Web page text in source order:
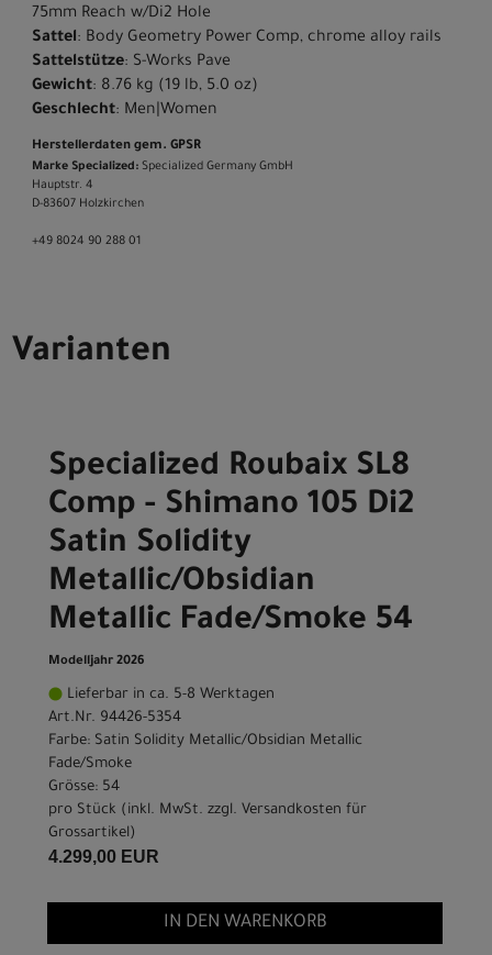
75mm Reach w/Di2 Hole
Sattel: Body Geometry Power Comp, chrome alloy rails
Sattelstütze: S-Works Pave
Gewicht: 8.76 kg (19 lb, 5.0 oz)
Geschlecht: Men|Women
Herstellerdaten gem. GPSR
Marke Specialized: Specialized Germany GmbH
Hauptstr. 4
D-83607 Holzkirchen
+49 8024 90 288 01
Varianten
Specialized Roubaix SL8
Comp - Shimano 105 Di2
Satin Solidity
Metallic/Obsidian
Metallic Fade/Smoke 54
Modelljahr 2026
Lieferbar in ca. 5-8 Werktagen
Art.Nr. 94426-5354
Farbe: Satin Solidity Metallic/Obsidian Metallic
Fade/Smoke
Grösse: 54
pro Stück (inkl. MwSt. zzgl. Versandkosten für
Grossartikel)
4.299,00 EUR
IN DEN WARENKORB